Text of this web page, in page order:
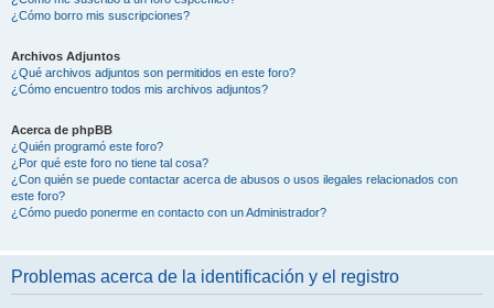
¿Cómo borro mis suscripciones?
Archivos Adjuntos
¿Qué archivos adjuntos son permitidos en este foro?
¿Cómo encuentro todos mis archivos adjuntos?
Acerca de phpBB
¿Quién programó este foro?
¿Por qué este foro no tiene tal cosa?
¿Con quién se puede contactar acerca de abusos o usos ilegales relacionados con
este foro?
¿Cómo puedo ponerme en contacto con un Administrador?
Problemas acerca de la identificación y el registro